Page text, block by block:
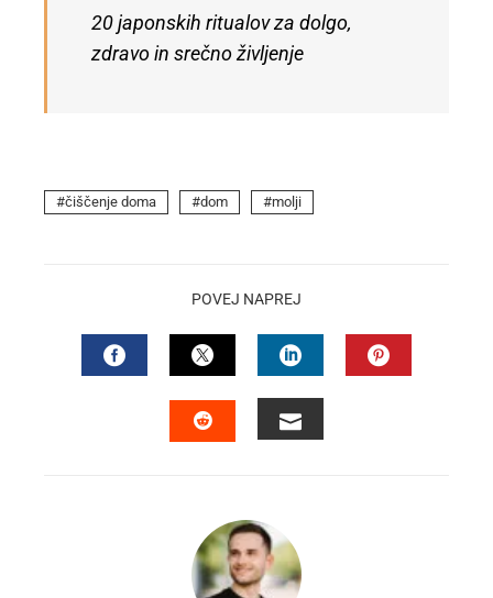
20 japonskih ritualov za dolgo,
zdravo in srečno življenje
čiščenje doma dom molji
POVEJ NAPREJ
FACEBOOKTWITTERLINKEDIN